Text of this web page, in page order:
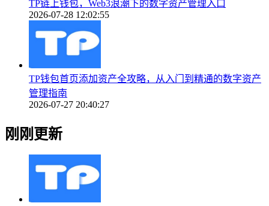
TP链上钱包，Web3浪潮下的数字资产管理入口
2026-07-28 12:02:55
TP钱包首页添加资产全攻略，从入门到精通的数字资产
管理指南
2026-07-27 20:40:27
刚刚更新